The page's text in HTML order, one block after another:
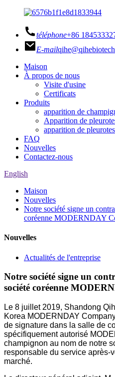
téléphone+86
E-mail
Maison
À propos de nous
Visite d'usine
Certificats
Produits
apparition de
Apparition de
apparition de pleurotes
FAQ
Nouvelles
Contactez-nous
English
Maison
Nouvelles
Notre société signe un
coréenne MODERNDAY
Nouvelles
Actualités de l'entreprise
Notre société signe un
société coréenne
Le 8 juillet 2019, Shandong
Korea MODERNDAY
de signature dans la salle de
spécifiquement autorisé
champignon au nom de notre
responsable du service après-
marché.